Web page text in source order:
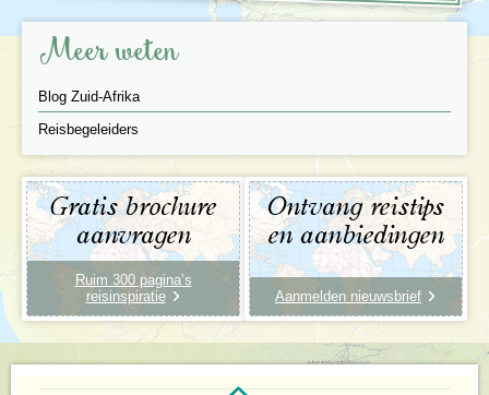
Meer weten
Blog Zuid-Afrika
Reisbegeleiders
Gratis brochure
aanvragen
Ruim 300 pagina’s
reisinspiratie
Ontvang reistips
en aanbiedingen
Aanmelden nieuwsbrief